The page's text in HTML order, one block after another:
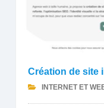
Création de site
INTERNET ET